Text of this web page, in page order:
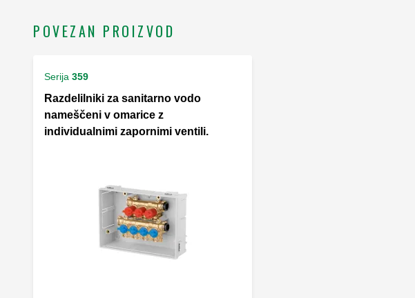
POVEZAN PROIZVOD
Serija 359
Razdelilniki za sanitarno vodo
nameščeni v omarice z
individualnimi zapornimi ventili.